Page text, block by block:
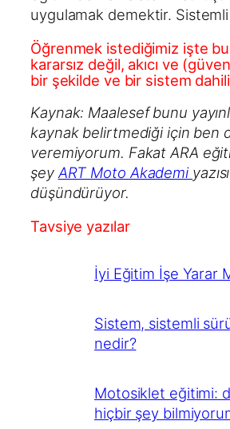
uygulamak demektir.
Öğrenmek istediğimiz işte
kararsız değil, akıcı ve
bir şekilde ve bir sistem
Kaynak: Maalesef bunu
kaynak belirtmediği için ben
veremiyorum. Fakat ARA
şey ART Moto Akademi
düşündürüyor.
Tavsiye yazılar
İyi Eğitim İşe Yarar
Sistem, sistemli
nedir?
Motosiklet eğitimi:
hiçbir şey